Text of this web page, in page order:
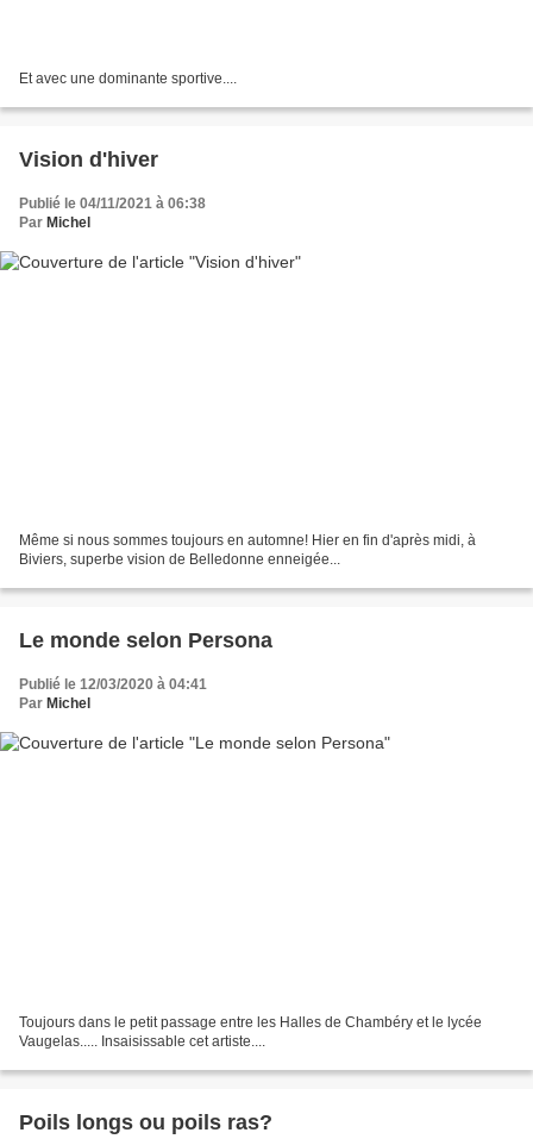
Et avec une dominante sportive....
Vision d'hiver
Publié le 04/11/2021 à 06:38
Par Michel
Même si nous sommes toujours en automne! Hier en fin d'après midi, à
Biviers, superbe vision de Belledonne enneigée...
Le monde selon Persona
Publié le 12/03/2020 à 04:41
Par Michel
Toujours dans le petit passage entre les Halles de Chambéry et le lycée
Vaugelas..... Insaisissable cet artiste....
Poils longs ou poils ras?